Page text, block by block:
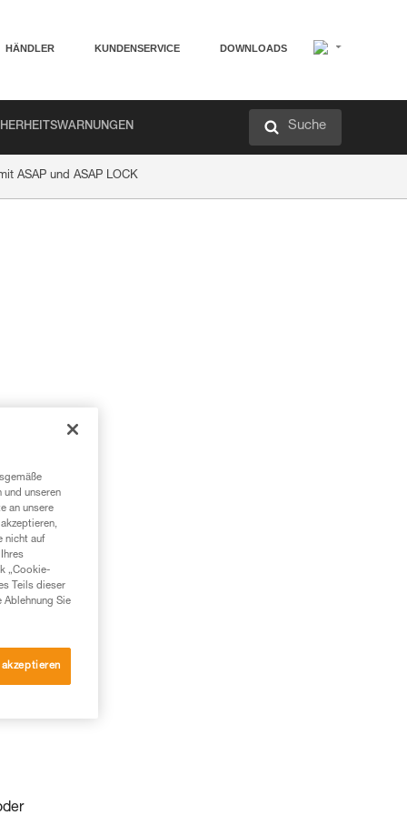
HÄNDLER KUNDENSERVICE DOWNLOADS
Suche
ASAP und ASAP LOCK
und unseren
an unsere
nicht auf
„Cookie-
Teils dieser
Ablehnung Sie